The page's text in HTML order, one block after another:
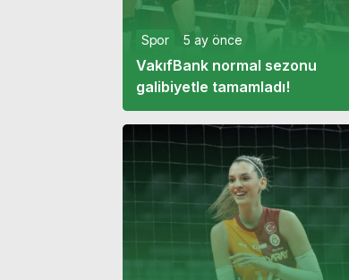
Spor 5 ay önce
VakıfBank normal sezonu
galibiyetle tamamladı!